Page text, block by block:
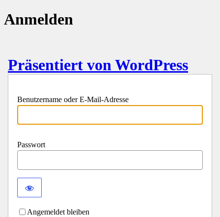
Anmelden
Präsentiert von WordPress
Benutzername oder E-Mail-Adresse
Passwort
Angemeldet bleiben